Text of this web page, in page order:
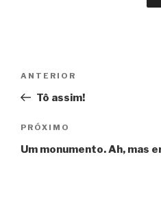
Post
Anterior
ANTERIOR
Tô assim!
Próximo
PRÓXIMO
Um monumento. Ah, mas